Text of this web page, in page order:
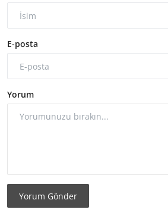
E-posta
Yorum
Yorum Gönder